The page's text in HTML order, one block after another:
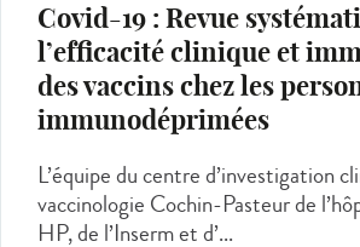
Covid-19 : Revue
l’efficacité clinique et
des vaccins chez les
immunodéprimées
L’équipe du centre d’investigation
vaccinologie Cochin-Pasteur de
HP, de l’Inserm et d’...